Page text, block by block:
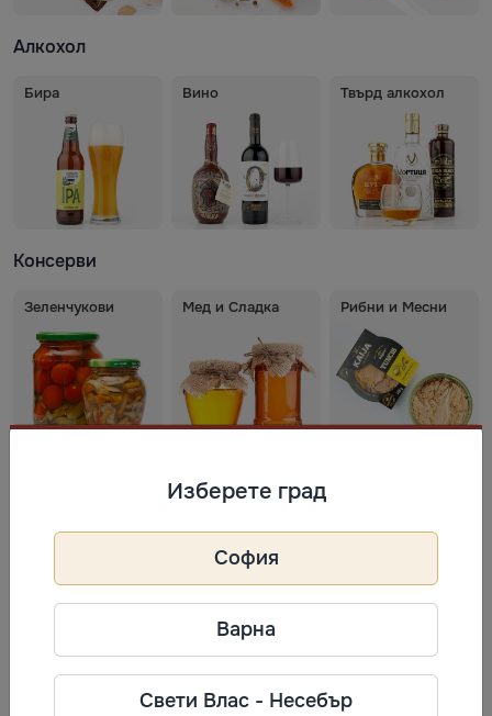
Алкохол
Бира Вино Твърд алкохол
Консерви
Зеленчукови Мед и Сладка Рибни и Месни
Подправки
Макарони
Замразени продукти
Изберете град
София
Варна
Свети Влас - Несебър